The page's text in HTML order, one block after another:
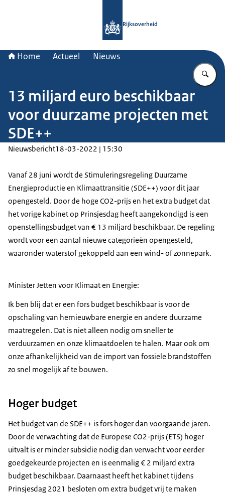
Rijksoverheid
Home Actueel Nieuws
13 miljard euro beschikbaar
voor duurzame projecten met
SDE++
Nieuwsbericht18-03-2022 | 15:30
Vanaf 28 juni wordt de Stimuleringsregeling Duurzame
Energieproductie en Klimaattransitie (SDE++) voor dit jaar
opengesteld. Door de hoge CO2-prijs en het extra budget dat
het vorige kabinet op Prinsjesdag heeft aangekondigd is een
openstellingsbudget van € 13 miljard beschikbaar. De regeling
wordt voor een aantal nieuwe categorieën opengesteld,
waaronder waterstof gekoppeld aan een wind- of zonnepark.
Minister Jetten voor Klimaat en Energie:
Ik ben blij dat er een fors budget beschikbaar is voor de
opschaling van hernieuwbare energie en andere duurzame
maatregelen. Dat is niet alleen nodig om sneller te
verduurzamen en onze klimaatdoelen te halen. Maar ook om
onze afhankelijkheid van de import van fossiele brandstoffen
zo snel mogelijk af te bouwen.
Hoger budget
Het budget van de SDE++ is fors hoger dan voorgaande jaren.
Door de verwachting dat de Europese CO2-prijs (ETS) hoger
uitvalt is er minder subsidie nodig dan verwacht voor eerder
goedgekeurde projecten en is eenmalig € 2 miljard extra
budget beschikbaar. Daarnaast heeft het kabinet tijdens
Prinsjesdag 2021 besloten om extra budget vrij te maken